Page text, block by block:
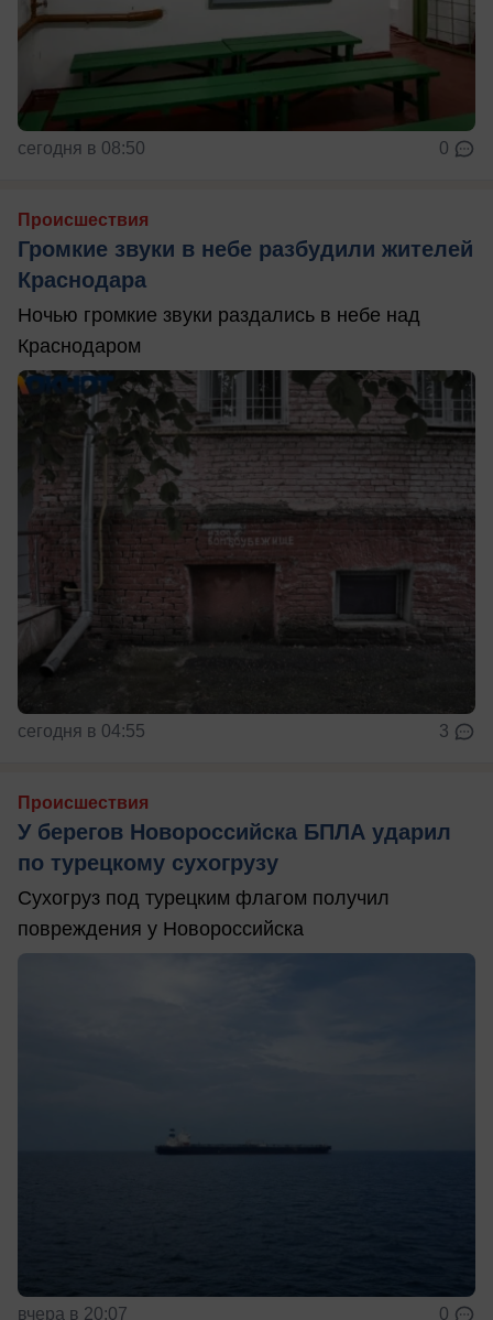
сегодня в 08:50 0
Происшествия
Громкие звуки в небе разбудили жителей
Краснодара
Ночью громкие звуки раздались в небе над
Краснодаром
сегодня в 04:55 3
Происшествия
У берегов Новороссийска БПЛА ударил
по турецкому сухогрузу
Сухогруз под турецким флагом получил
повреждения у Новороссийска
вчера в 20:07 0